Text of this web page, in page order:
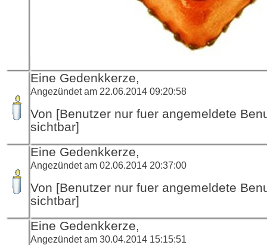
Eine Gedenkkerze,
Angezündet am 22.06.2014 09:20:58
Von [Benutzer nur fuer angemeldete
sichtbar]
Eine Gedenkkerze,
Angezündet am 02.06.2014 20:37:00
Von [Benutzer nur fuer angemeldete
sichtbar]
Eine Gedenkkerze,
Angezündet am 30.04.2014 15:15:51